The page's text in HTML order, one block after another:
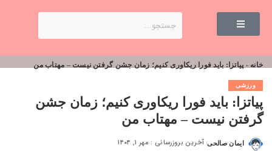
خانه - پیاتزا: باید فورا ریکاوری کنیم؛ زمان جشن گرفتن نیست – مهتاب من
ورزشی
پیاتزا: باید فورا ریکاوری کنیم؛ زمان جشن
گرفتن نیست – مهتاب من
ایمان صالحی آخرین بروزرسانی : مهر ۱, ۱۴۰۴